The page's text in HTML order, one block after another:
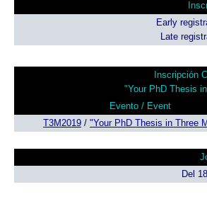
Early
Late
Inscripción
"Your PhD Thesis
Evento / Event
T3M2019 / "Your PhD Thesis in Three
Del